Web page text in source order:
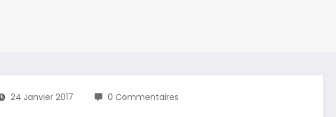
24 Janvier 2017 0 Commentaires